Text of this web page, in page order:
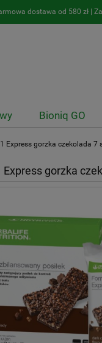
dostawa od 580 zł |
Bioniq GO
Express gorzka czekolada 7
Express gorzka